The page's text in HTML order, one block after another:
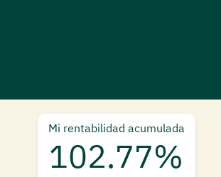
Mi rentabilidad acumulada
102.77%